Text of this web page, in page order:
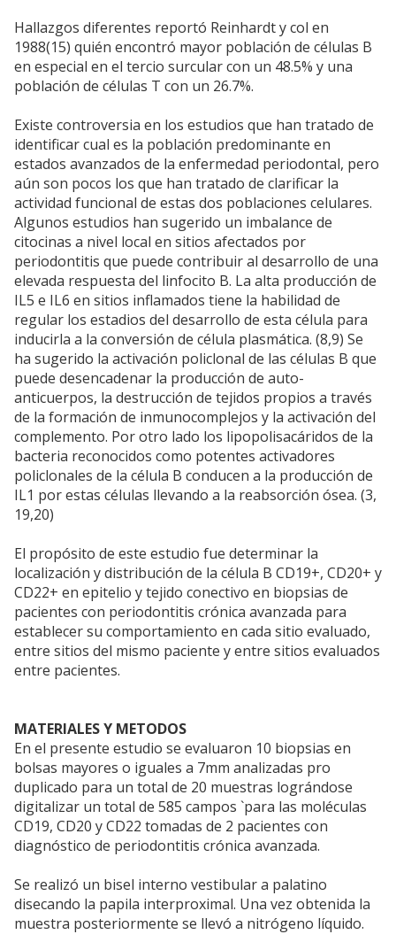
Hallazgos diferentes reportó Reinhardt y col en
1988(15) quién encontró mayor población de células B
en especial en el tercio surcular con un 48.5% y una
población de células T con un 26.7%.
Existe controversia en los estudios que han tratado de
identificar cual es la población predominante en
estados avanzados de la enfermedad periodontal, pero
aún son pocos los que han tratado de clarificar la
actividad funcional de estas dos poblaciones celulares.
Algunos estudios han sugerido un imbalance de
citocinas a nivel local en sitios afectados por
periodontitis que puede contribuir al desarrollo de una
elevada respuesta del linfocito B. La alta producción de
IL5 e IL6 en sitios inflamados tiene la habilidad de
regular los estadios del desarrollo de esta célula para
inducirla a la conversión de célula plasmática. (8,9) Se
ha sugerido la activación policlonal de las células B que
puede desencadenar la producción de auto-
anticuerpos, la destrucción de tejidos propios a través
de la formación de inmunocomplejos y la activación del
complemento. Por otro lado los lipopolisacáridos de la
bacteria reconocidos como potentes activadores
policlonales de la célula B conducen a la producción de
IL1 por estas células llevando a la reabsorción ósea. (3,
19,20)
El propósito de este estudio fue determinar la
localización y distribución de la célula B CD19+, CD20+ y
CD22+ en epitelio y tejido conectivo en biopsias de
pacientes con periodontitis crónica avanzada para
establecer su comportamiento en cada sitio evaluado,
entre sitios del mismo paciente y entre sitios evaluados
entre pacientes.
MATERIALES Y METODOS
En el presente estudio se evaluaron 10 biopsias en
bolsas mayores o iguales a 7mm analizadas pro
duplicado para un total de 20 muestras lográndose
digitalizar un total de 585 campos `para las moléculas
CD19, CD20 y CD22 tomadas de 2 pacientes con
diagnóstico de periodontitis crónica avanzada.
Se realizó un bisel interno vestibular a palatino
disecando la papila interproximal. Una vez obtenida la
muestra posteriormente se llevó a nitrógeno líquido.